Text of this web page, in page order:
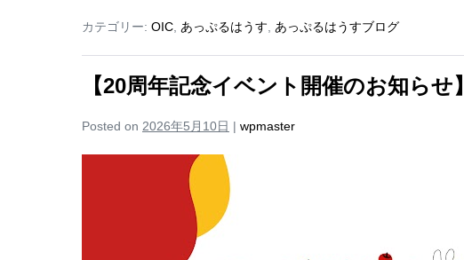
カテゴリー: OIC あっぷるはうす あっぷるはうすブログ
【20周年記念イベント開催のお知らせ】
Posted on 2026年5月10日 | wpmaster